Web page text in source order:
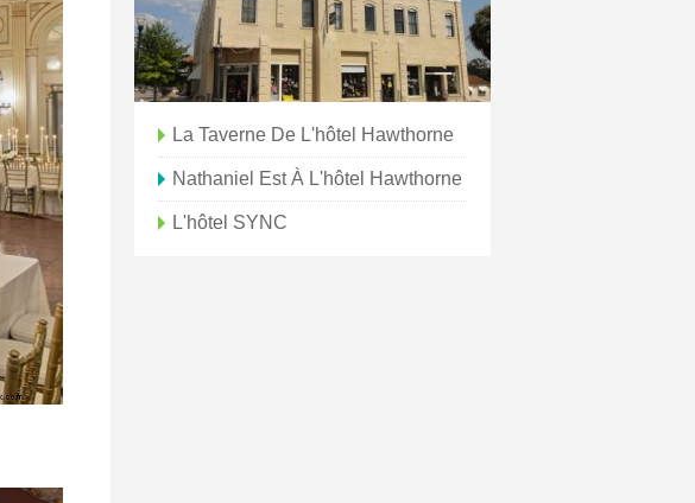
La Taverne De L'hôtel Hawthorne
Nathaniel Est À L'hôtel Hawthorne
L'hôtel SYNC